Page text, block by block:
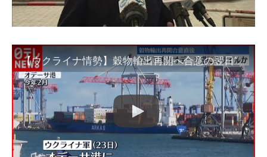
【ウクライナ情勢】穀物輸出再開へ合意の翌日“ロシア軍が港にミサイル攻撃”